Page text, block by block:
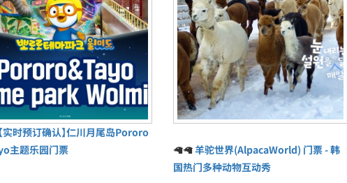
实时预订确认】仁川月尾岛Pororo
主题乐园门票
🦙🦙羊驼世界(AlpacaWorld) 门票 - 韩
国热门多种动物互动秀